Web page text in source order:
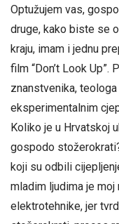
Optužujem vas,
druge, kako biste se
kraju, imam i jednu
film “Don’t Look
znanstvenika,
eksperimentalnim
Koliko je u Hrvatskoj
gospodo
koji su odbili
mladim ljudima je
elektrotehnike, jer